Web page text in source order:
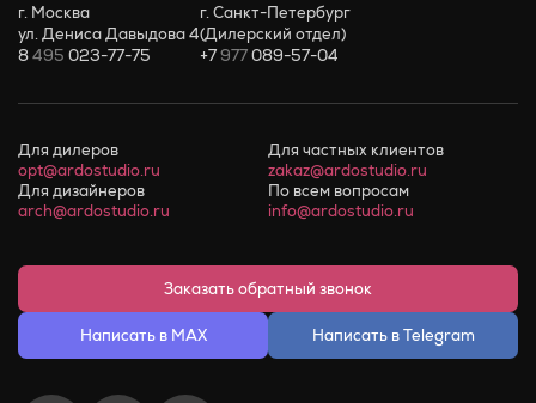
г. Москва
ул. Дениса Давыдова 4
8495 023-77-75
г. Санкт-Петербург
(Дилерский отдел)
+7977089-57-04
Для дилеров
opt@ardostudio.ru
Для частных клиентов
zakaz@ardostudio.ru
Для дизайнеров
arch@ardostudio.ru
По всем вопросам
info@ardostudio.ru
Заказать обратный звонок
Написать в MAX Написать в Telegram